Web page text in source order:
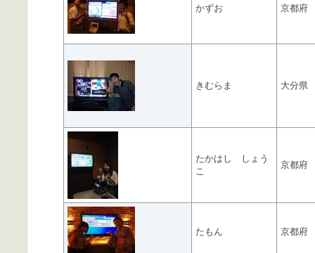
かずお 京都府
きむらま 大分県
たかはし しょう
こ
京都府
たもん 京都府